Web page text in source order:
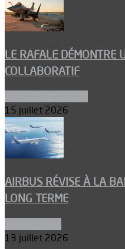
LE RAFALE DÉMONTRE
COLLABORATIF
15 juillet 2026
AIRBUS RÉVISE À LA
LONG TERME
13 juillet 2026